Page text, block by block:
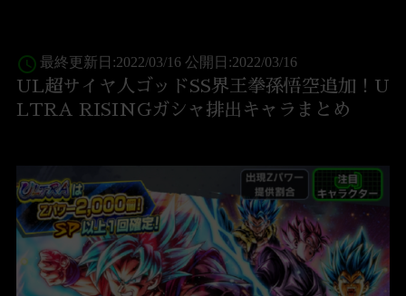
access_time 最終更新日:2022/03/16 公開日:2022/03/16
UL超サイヤ人ゴッドSS界王拳孫悟空追加！U
LTRA RISINGガシャ排出キャラまとめ